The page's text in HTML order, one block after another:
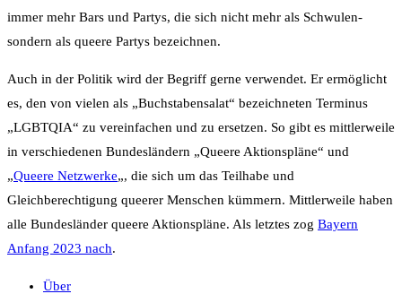
immer mehr Bars und Partys, die sich nicht mehr als Schwulen-
sondern als queere Partys bezeichnen.
Auch in der Politik wird der Begriff gerne verwendet. Er ermöglicht
es, den von vielen als „Buchstabensalat“ bezeichneten Terminus
„LGBTQIA“ zu vereinfachen und zu ersetzen. So gibt es mittlerweile
in verschiedenen Bundesländern „Queere Aktionspläne“ und
„Queere Netzwerke„, die sich um das Teilhabe und
Gleichberechtigung queerer Menschen kümmern. Mittlerweile haben
alle Bundesländer queere Aktionspläne. Als letztes zog Bayern
Anfang 2023 nach.
Über